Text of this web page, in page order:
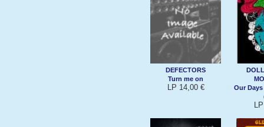
DEFECTORS
Turn me on
LP 14,00 €
Our